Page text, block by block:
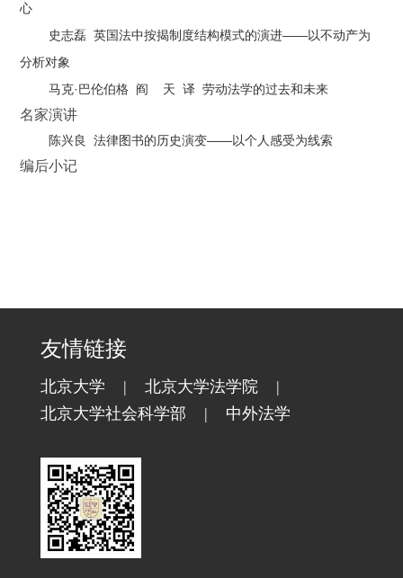
心
史志磊 英国法中按揭制度结构模式的演进——以不动产为
分析对象
马克· 巴伦伯格 阎 天 译 劳动法学的过去和未来
名家演讲
陈兴良 法律图书的历史演变——以个人感受为线索
编后小记
友情链接
北京大学 | 北京大学法学院
|
北京大学社会科学部
| 中外法学